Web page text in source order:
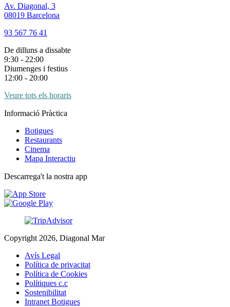
Av. Diagonal, 3
08019 Barcelona
93 567 76 41
De dilluns a dissabte
9:30 - 22:00
Diumenges i festius
12:00 - 20:00
Veure tots els horaris
Informació Pràctica
Botigues
Restaurants
Cinema
Mapa Interactiu
Descarrega't la nostra app
Copyright 2026, Diagonal Mar
Avís Legal
Política de privacitat
Política de Cookies
Polítiques c.c
Sostenibilitat
Intranet Botigues